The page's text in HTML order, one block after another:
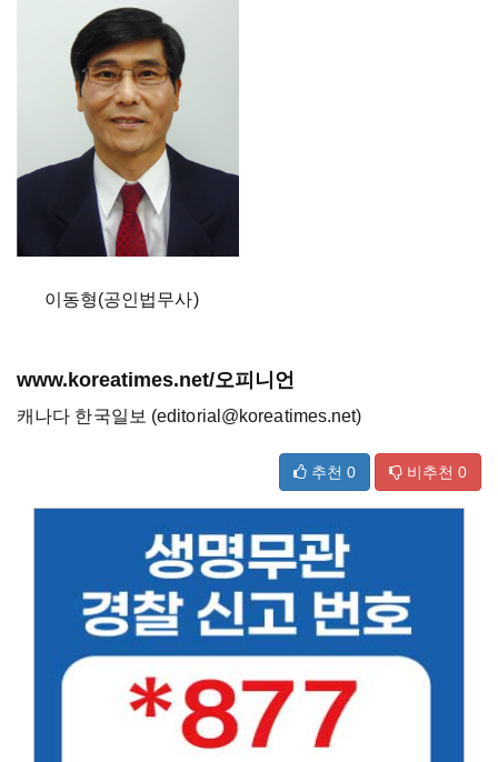
이동형(공인법무사)
www.koreatimes.net/오피니언
캐나다 한국일보 (editorial@koreatimes.net)
추천 0 비추천 0